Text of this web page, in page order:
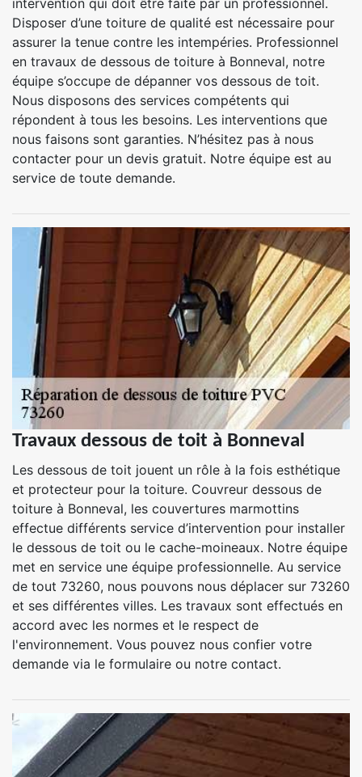
intervention qui doit être faite par un professionnel.
Disposer d’une toiture de qualité est nécessaire pour
assurer la tenue contre les intempéries. Professionnel
en travaux de dessous de toiture à Bonneval, notre
équipe s’occupe de dépanner vos dessous de toit.
Nous disposons des services compétents qui
répondent à tous les besoins. Les interventions que
nous faisons sont garanties. N’hésitez pas à nous
contacter pour un devis gratuit. Notre équipe est au
service de toute demande.
Travaux dessous de toit à Bonneval
Les dessous de toit jouent un rôle à la fois esthétique
et protecteur pour la toiture. Couvreur dessous de
toiture à Bonneval, les couvertures marmottins
effectue différents service d’intervention pour installer
le dessous de toit ou le cache-moineaux. Notre équipe
met en service une équipe professionnelle. Au service
de tout 73260, nous pouvons nous déplacer sur 73260
et ses différentes villes. Les travaux sont effectués en
accord avec les normes et le respect de
l'environnement. Vous pouvez nous confier votre
demande via le formulaire ou notre contact.